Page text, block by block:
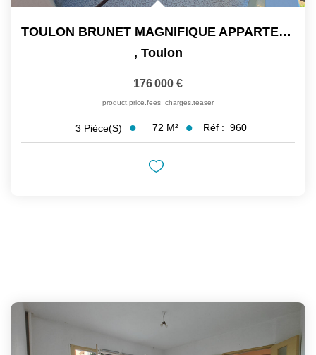
TOULON BRUNET MAGNIFIQUE APPARTEMENT T3 72 M2 EN RESIDENCE...
, Toulon
176 000 €
product.price.fees_charges.teaser
3 Pièce(s) 72 M² Réf : 960